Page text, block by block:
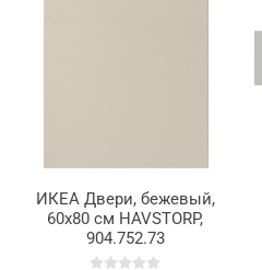
ИКЕА Двери, бежевый,
60x80 см HAVSTORP,
904.752.73